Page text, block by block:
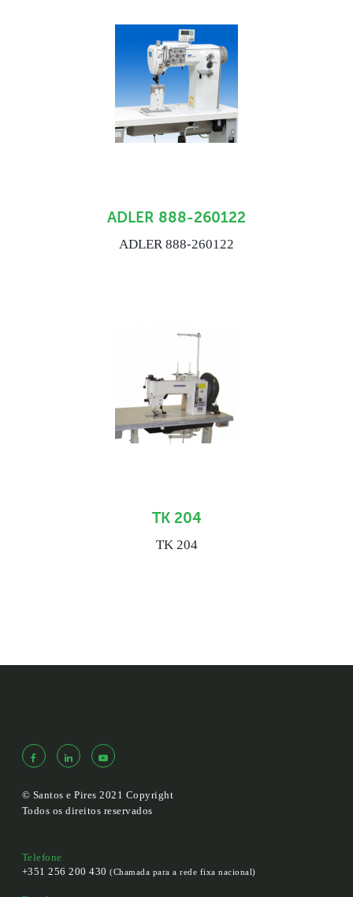
ADLER 888-260122
ADLER 888-260122
TK 204
TK 204
© Santos e Pires 2021 Copyright
Todos os direitos reservados
Telefone
+351 256 200 430(Chamada para a rede fixa nacional)